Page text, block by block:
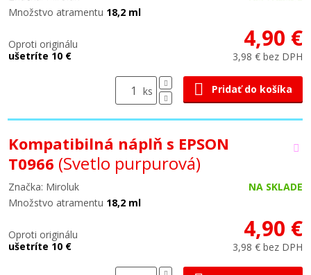
Množstvo atramentu 18,2 ml
Oproti originálu
ušetríte 10 €
4,90 €
3,98 € bez DPH
ks Pridať do košíka
Kompatibilná náplň s EPSON
T0966 (Svetlo purpurová)
Značka: Miroluk
NA SKLADE
Množstvo atramentu 18,2 ml
Oproti originálu
ušetríte 10 €
4,90 €
3,98 € bez DPH